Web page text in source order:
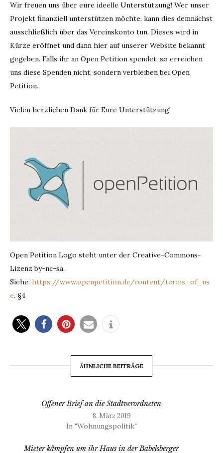
Wir freuen uns über eure ideelle Unterstützung! Wer unser
Projekt finanziell unterstützen möchte, kann dies demnächst
ausschließlich über das Vereinskonto tun. Dieses wird in
Kürze eröffnet und dann hier auf unserer Website bekannt
gegeben. Falls ihr an Open Petition spendet, so erreichen
uns diese Spenden nicht, sondern verbleiben bei Open
Petition.
Vielen herzlichen Dank für Eure Unterstützung!
Open Petition Logo steht unter der Creative-Commons-
Lizenz by-nc-sa.
Siehe: https://www.openpetition.de/content/terms_of_us
e. §4
ÄHNLICHE BEITRÄGE
Offener Brief an die Stadtverordneten
8. März 2019
In "Wohnungspolitik"
Mieter kämpfen um ihr Haus in der Babelsberger